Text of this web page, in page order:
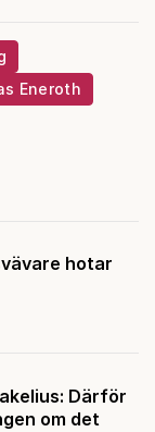
Eneroth
hotar
Därför
om det